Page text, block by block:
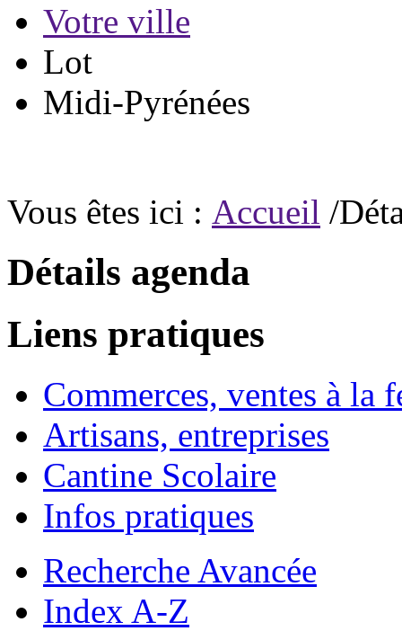
Votre ville
Lot
Midi-Pyrénées
Vous êtes ici : Accueil /
Détails agenda
Liens pratiques
Commerces, ventes à la
Artisans, entreprises
Cantine Scolaire
Infos pratiques
Recherche Avancée
Index A-Z